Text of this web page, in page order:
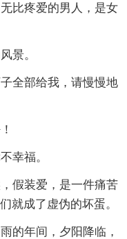
比疼爱的男人，是女
景。
全部给我，请慢慢地
幸福。
假装爱，是一件痛苦
就成了虚伪的坏蛋。
的年间，夕阳降临，